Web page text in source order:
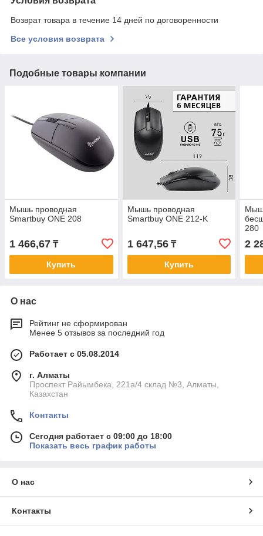
Возврат товара в течение 14 дней по договоренности
Все условия возврата
Подобные товары компании
Мышь проводная
Smartbuy ONE 208
1 466,67 ₸
Купить
Мышь проводная
Smartbuy ONE 212-K
1 647,56₸
Купить
280
2
О нас
Рейтинг не сформирован
Менее 5 отзывов за последний год
Работает с 05.08.2014
г. Алматы
Проспект Райымбека, 221а/4 склад №3, Алматы,
Казахстан
Контакты
Сегодня работает с 09:00 до 18:00
Показать весь график работы
О нас
Контакты